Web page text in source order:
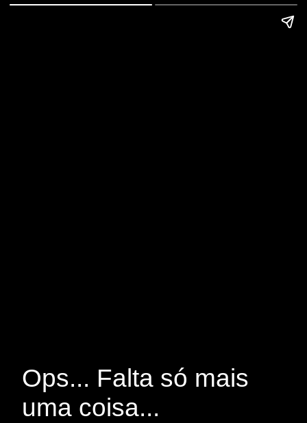
Ops... Falta só mais
uma coisa...